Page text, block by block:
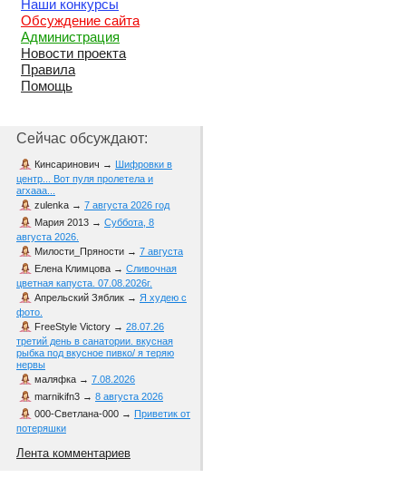
Наши конкурсы
Обсуждение сайта
Администрация
Новости проекта
Правила
Помощь
Сейчас обсуждают:
Кинсаринович → Шифровки в
центр... Вот пуля пролетела и
агхааа...
zulenka → 7 августа 2026 год
Мария 2013 → Суббота, 8
августа 2026.
Милости_Пряности → 7 августа
Елена Климцова → Сливочная
цветная капуста. 07.08.2026г.
Апрельский Зяблик → Я худею с
фото.
FreeStyle Victory → 28.07.26
третий день в санатории. вкусная
рыбка под вкусное пивко/ я теряю
нервы
маляфка → 7.08.2026
marnikifn3 → 8 августа 2026
000-Светлана-000 → Приветик от
потеряшки
Лента комментариев